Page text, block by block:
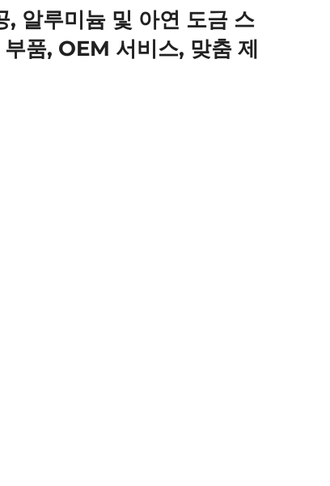
, 알루미늄 및 아연 도금 스
품, OEM 서비스, 맞춤 제